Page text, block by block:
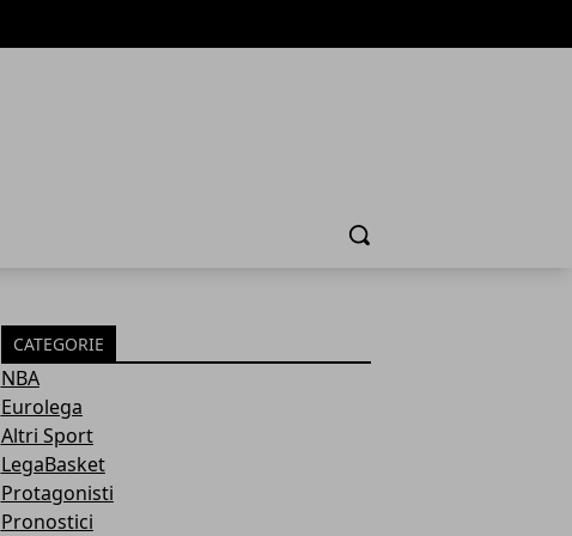
Cerca
CATEGORIE
NBA
Eurolega
Altri Sport
LegaBasket
Protagonisti
Pronostici